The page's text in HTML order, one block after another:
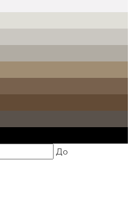
До